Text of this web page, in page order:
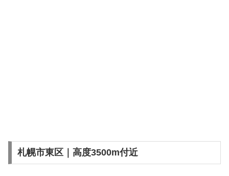
札幌市東区｜高度3500m付近